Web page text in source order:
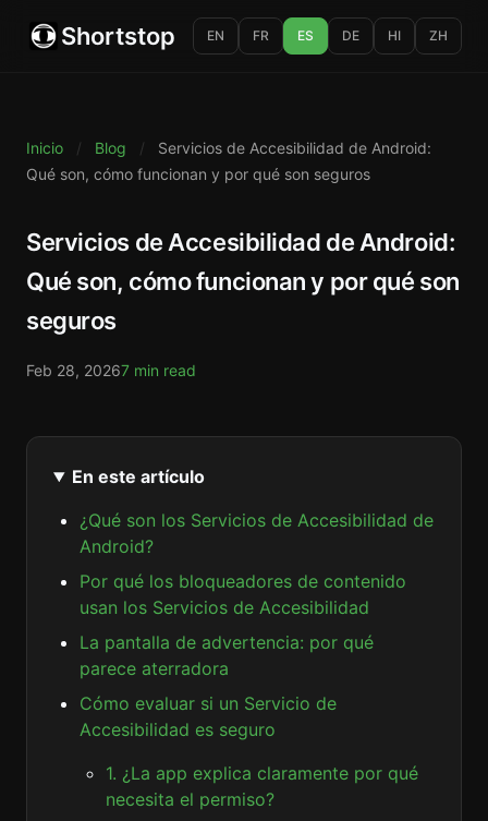
Shortstop EN FR ES DE HI ZH
Inicio / Blog /
Servicios de Accesibilidad de Android:
Qué son, cómo funcionan y por qué son seguros
Servicios de Accesibilidad de Android:
Qué son, cómo funcionan y por qué son
seguros
Feb 28, 20267 min read
En este artículo
¿Qué son los Servicios de Accesibilidad de
Android?
Por qué los bloqueadores de contenido
usan los Servicios de Accesibilidad
La pantalla de advertencia: por qué
parece aterradora
Cómo evaluar si un Servicio de
Accesibilidad es seguro
1. ¿La app explica claramente por qué
necesita el permiso?